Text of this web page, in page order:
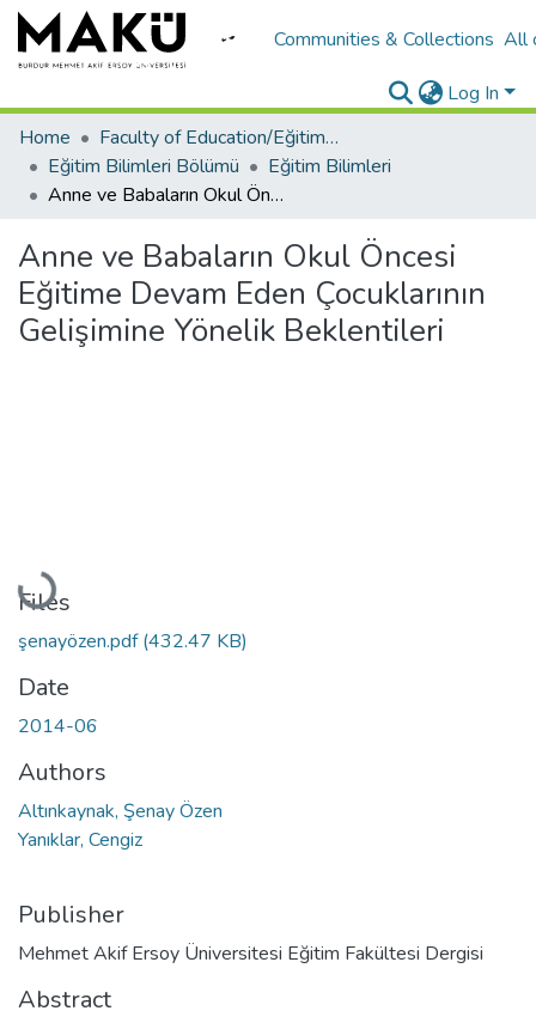
Communities & Collections All
Log In
Home
Faculty of Education/Eğitim Fakültesi
Eğitim Bilimleri Bölümü
Eğitim Bilimleri
Anne ve Babaların Okul Öncesi Eğitime Devam Eden Çocuklarının Gelişimine Yönelik Beklentileri
Anne ve Babaların Okul Öncesi
Eğitime Devam Eden Çocuklarının
Gelişimine Yönelik Beklentileri
Loading...
Files
şenayözen.pdf(432.47 KB)
Date
2014-06
Authors
Altınkaynak, Şenay Özen
Yanıklar, Cengiz
Publisher
Mehmet Akif Ersoy Üniversitesi Eğitim Fakültesi Dergisi
Abstract